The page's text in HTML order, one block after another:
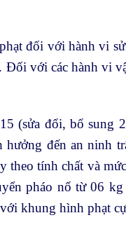
đối với hành vi
với các hành vi
(sửa đổi, bổ sung
đến an ninh
tính chất và
pháo nổ từ 06
khung hình phạt